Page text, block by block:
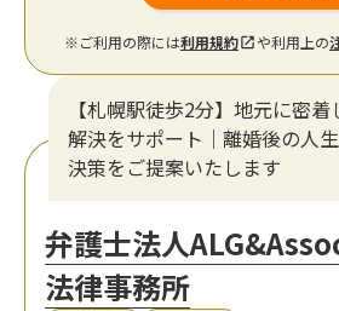
※ご利用の際には利用規約 や利用上の
【札幌駅徒歩2分】地元に密
解決をサポート｜離婚後の人
決策をご提案いたします
弁護士法人
法律事務所